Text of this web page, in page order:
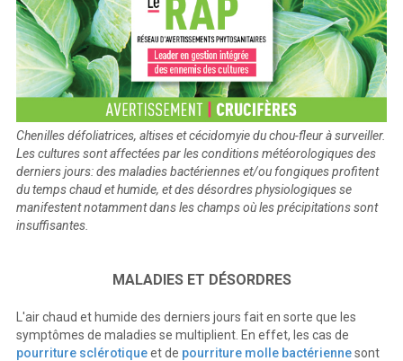
Chenilles défoliatrices, altises et cécidomyie du chou-fleur à surveiller.
Les cultures sont affectées par les conditions météorologiques des
derniers jours: des maladies bactériennes et/ou fongiques profitent
du temps chaud et humide, et des désordres physiologiques se
manifestent notamment dans les champs où les précipitations sont
insuffisantes.
MALADIES ET DÉSORDRES
L'air chaud et humide des derniers jours fait en sorte que les
symptômes de maladies se multiplient. En effet, les cas de
pourriture sclérotiqueet de pourriture molle bactériennesont